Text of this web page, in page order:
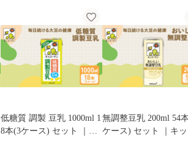
低糖質 調製 豆乳 1000ml 1
8本(3ケース) セット ｜キ
無調整豆乳 200ml 54
ケース) セット ｜キ